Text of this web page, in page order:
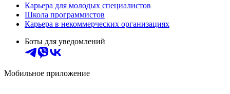
Карьера для молодых специалистов
Школа программистов
Карьера в некоммерческих организациях
Боты для уведомлений
Мобильное приложение